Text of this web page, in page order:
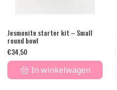
Jesmonite starter kit – Small
round bowl
€34,50
In winkelwagen